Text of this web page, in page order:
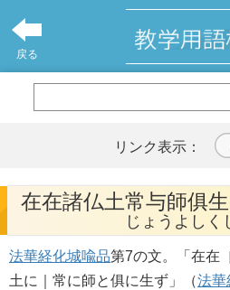
戻る
リンク表示：
在在諸仏土常与師俱生
じょうよしく
法華経化城喩品第7の文。「在在
土に｜常に師と俱に生ず」（法華